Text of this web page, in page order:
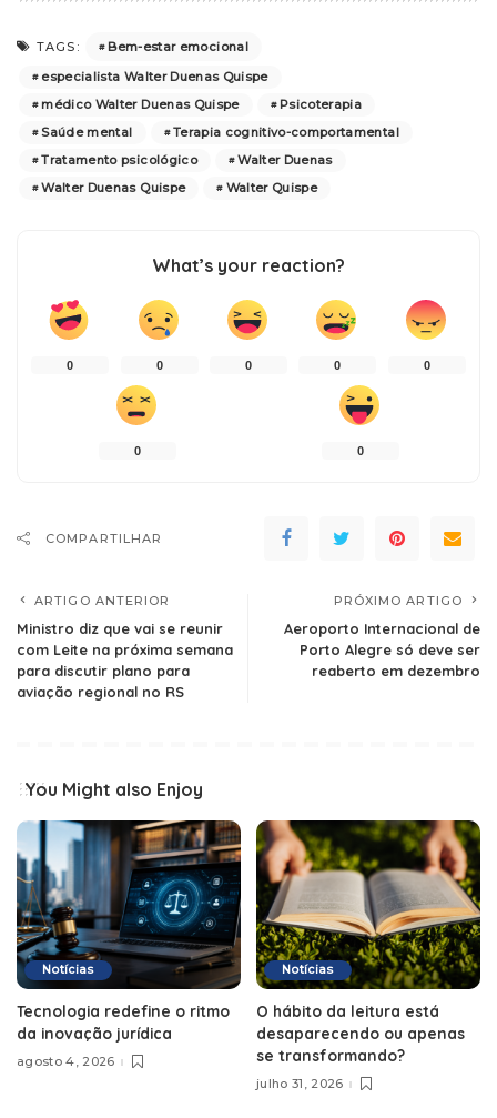
TAGS:
Bem-estar emocional
especialista Walter Duenas Quispe
médico Walter Duenas Quispe
Psicoterapia
Saúde mental
Terapia cognitivo-comportamental
Tratamento psicológico
Walter Duenas
Walter Duenas Quispe
Walter Quispe
What’s your reaction?
0 0 0 0 0
0 0
COMPARTILHAR
ARTIGO ANTERIOR
Ministro diz que vai se reunir
com Leite na próxima semana
para discutir plano para
aviação regional no RS
PRÓXIMO ARTIGO
Aeroporto Internacional de
Porto Alegre só deve ser
reaberto em dezembro
You Might also Enjoy
Notícias
Tecnologia redefine o ritmo
da inovação jurídica
agosto 4, 2026
Notícias
O hábito da leitura está
desaparecendo ou apenas
se transformando?
julho 31, 2026